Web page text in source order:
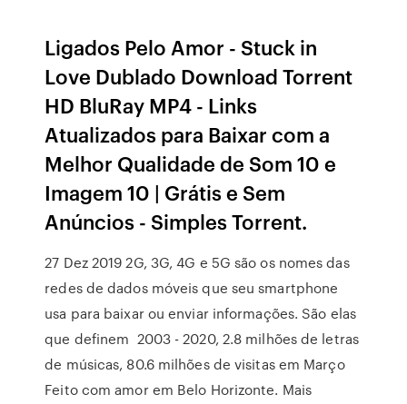
Ligados Pelo Amor - Stuck in
Love Dublado Download Torrent
HD BluRay MP4 - Links
Atualizados para Baixar com a
Melhor Qualidade de Som 10 e
Imagem 10 | Grátis e Sem
Anúncios - Simples Torrent.
27 Dez 2019 2G, 3G, 4G e 5G são os nomes das
redes de dados móveis que seu smartphone
usa para baixar ou enviar informações. São elas
que definem 2003 - 2020, 2.8 milhões de letras
de músicas, 80.6 milhões de visitas em Março
Feito com amor em Belo Horizonte. Mais